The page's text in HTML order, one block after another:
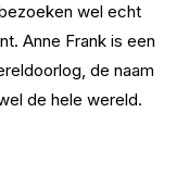
wel echt
Anne Frank is een
de naam
de hele wereld.